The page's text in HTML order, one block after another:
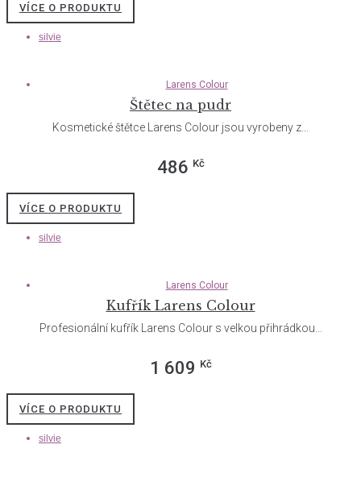
VÍCE O PRODUKTU
silvie
Larens Colour
Štětec na pudr
Kosmetické štětce Larens Colour jsou vyrobeny z...
486 Kč
VÍCE O PRODUKTU
silvie
Larens Colour
Kufřík Larens Colour
Profesionální kufřík Larens Colour s velkou přihrádkou...
1 609 Kč
VÍCE O PRODUKTU
silvie